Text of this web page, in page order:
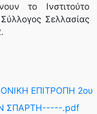
το Ινστιτούτο
Σελλασίας
ΕΠΙΤΡΟΠΗ 2ου
ΣΠΑΡΤΗ-----.pdf